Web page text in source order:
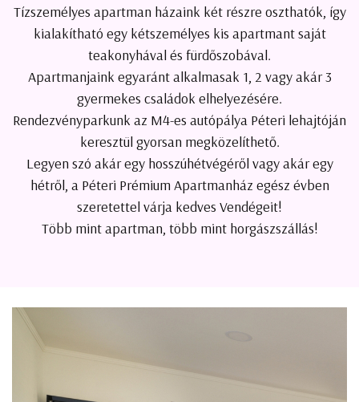
Tízszemélyes apartman házaink két részre oszthatók, így
kialakítható egy kétszemélyes kis apartmant saját
teakonyhával és fürdőszobával.
Apartmanjaink egyaránt alkalmasak 1, 2 vagy akár 3
gyermekes családok elhelyezésére.
Rendezvényparkunk az M4-es autópálya Péteri lehajtóján
keresztül gyorsan megközelíthető.
Legyen szó akár egy hosszúhétvégéről vagy akár egy
hétről, a Péteri Prémium Apartmanház egész évben
szeretettel várja kedves Vendégeit!
Több mint apartman, több mint horgászszállás!